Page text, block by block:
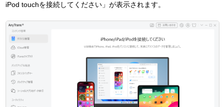
iPod touchを接続してください」が表示されます。